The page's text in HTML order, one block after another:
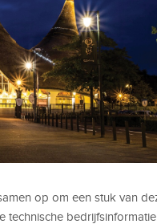
op om een stuk van
technische bedrijfsinformatie.